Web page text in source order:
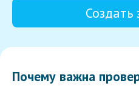
Создать
Почему важна